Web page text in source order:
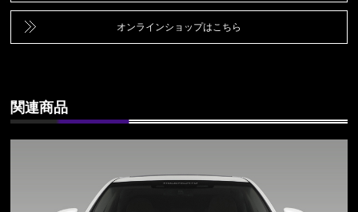
オンラインショップはこちら
関連商品